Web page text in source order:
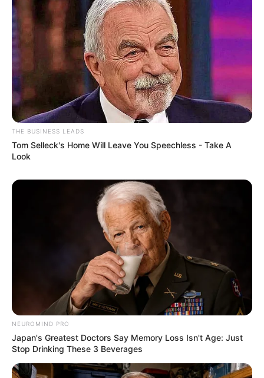
THE BUSINESS LEADS
Tom Selleck's Home Will Leave You Speechless - Take A
Look
NEUROMIND PRO
Japan's Greatest Doctors Say Memory Loss Isn't Age: Just
Stop Drinking These 3 Beverages